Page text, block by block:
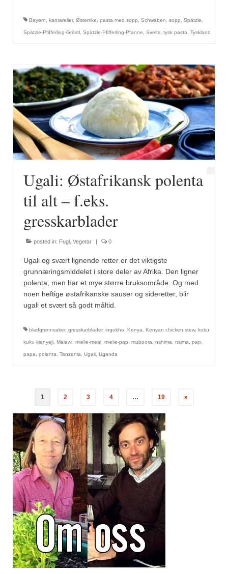
Bayern kantareller, Østerrike pasta med sopp Schwaben sopp Spätzle
Spätzle-Pfifferling-Gröstl Spätzle-Pfifferling-Pfanne Sveits tysk pasta Tyskland
Ugali: Østafrikansk polenta
til alt – f.eks.
gresskarblader
posted in: Fugl Vegetar | 0
Ugali og svært lignende retter er det viktigste
grunnæringsmiddelet i store deler av Afrika. Den ligner
polenta, men har et mye større bruksområde. Og med
noen heftige østafrikanske sauser og sideretter, blir
ugali et svært så godt måltid.
bladgrønnsaker, gresskarblader, ingokho Kenya Kenyan chicken stew, kuku
kuku kienyeji Malawi mielie-meal mielie-pap muboora nshima nsima pap
papa polenta Tanzania Ugali Uganda
1 2 3 4 … 19 »